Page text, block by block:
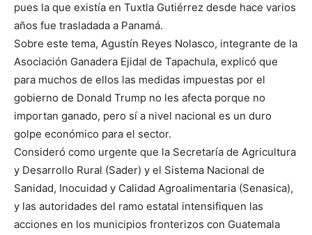
pues la que existía en Tuxtla Gutiérrez desde hace varios
años fue trasladada a Panamá.
Sobre este tema, Agustín Reyes Nolasco, integrante de la
Asociación Ganadera Ejidal de Tapachula, explicó que
para muchos de ellos las medidas impuestas por el
gobierno de Donald Trump no les afecta porque no
importan ganado, pero sí a nivel nacional es un duro
golpe económico para el sector.
Consideró como urgente que la Secretaría de Agricultura
y Desarrollo Rural (Sader) y el Sistema Nacional de
Sanidad, Inocuidad y Calidad Agroalimentaria (Senasica),
y las autoridades del ramo estatal intensifiquen las
acciones en los municipios fronterizos con Guatemala